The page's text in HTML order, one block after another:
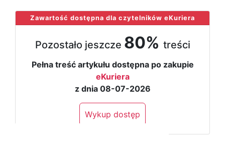
Zawartość dostępna dla czytelników eKuriera
Pozostało jeszcze 80% treści
Pełna treść artykułu dostępna po zakupie
eKuriera
z dnia 08-07-2026
Wykup dostęp